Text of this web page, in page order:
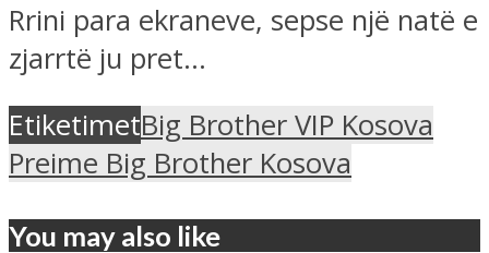
Rrini para ekraneve, sepse një natë e
zjarrtë ju pret…
EtiketimetBig Brother VIP Kosova
Preime Big Brother Kosova
You may also like